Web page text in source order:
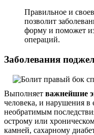
Правильное и
позволит
форму и поможет
операций.
Заболевания
Выполняет важнейшие
человека, и нарушения в
необратимым
острому или
камней, сахарному